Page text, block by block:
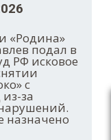
«Родина»
подал в
РФ исковое
с
за
назначено